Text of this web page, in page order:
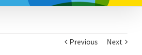
Previous Next